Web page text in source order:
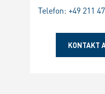
Telefon: +49 211
KONTAKT